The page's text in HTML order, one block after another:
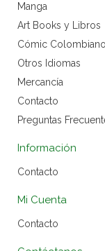
Manga
Art Books y Libros
Cómic Colombiano
Otros Idiomas
Mercancía
Contacto
Preguntas
Información
Contacto
Mi Cuenta
Contacto